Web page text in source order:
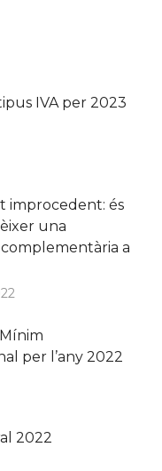
IVA per 2023
improcedent: és
una
a
per l’any 2022
2022